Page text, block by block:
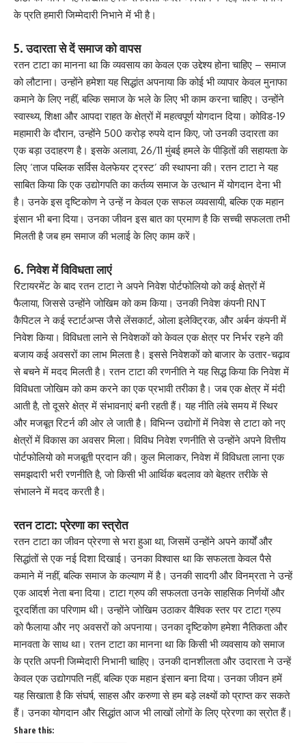
के प्रति हमारी जिम्मेदारी निभाने में भी है।
5. उदारता से दें समाज को वापस
रतन टाटा का मानना था कि व्यवसाय का केवल एक उद्देश्य होना चाहिए – समाज
को लौटाना। उन्होंने हमेशा यह सिद्धांत अपनाया कि कोई भी व्यापार केवल मुनाफा
कमाने के लिए नहीं, बल्कि समाज के भले के लिए भी काम करना चाहिए। उन्होंने
स्वास्थ्य, शिक्षा और आपदा राहत के क्षेत्रों में महत्वपूर्ण योगदान दिया। कोविड-19
महामारी के दौरान, उन्होंने 500 करोड़ रुपये दान किए, जो उनकी उदारता का
एक बड़ा उदाहरण है। इसके अलावा, 26/11 मुंबई हमले के पीड़ितों की सहायता के
लिए ‘ताज पब्लिक सर्विस वेलफेयर ट्रस्ट’ की स्थापना की। रतन टाटा ने यह
साबित किया कि एक उद्योगपति का कर्तव्य समाज के उत्थान में योगदान देना भी
है। उनके इस दृष्टिकोण ने उन्हें न केवल एक सफल व्यवसायी, बल्कि एक महान
इंसान भी बना दिया। उनका जीवन इस बात का प्रमाण है कि सच्ची सफलता तभी
मिलती है जब हम समाज की भलाई के लिए काम करें।
6. निवेश में विविधता लाएं
रिटायरमेंट के बाद रतन टाटा ने अपने निवेश पोर्टफोलियो को कई क्षेत्रों में
फैलाया, जिससे उन्होंने जोखिम को कम किया। उनकी निवेश कंपनी RNT
कैपिटल ने कई स्टार्टअप्स जैसे लेंसकार्ट, ओला इलेक्ट्रिक, और अर्बन कंपनी में
निवेश किया। विविधता लाने से निवेशकों को केवल एक क्षेत्र पर निर्भर रहने की
बजाय कई अवसरों का लाभ मिलता है। इससे निवेशकों को बाजार के उतार-चढ़ाव
से बचने में मदद मिलती है। रतन टाटा की रणनीति ने यह सिद्ध किया कि निवेश में
विविधता जोखिम को कम करने का एक प्रभावी तरीका है। जब एक क्षेत्र में मंदी
आती है, तो दूसरे क्षेत्र में संभावनाएं बनी रहती हैं। यह नीति लंबे समय में स्थिर
और मजबूत रिटर्न की ओर ले जाती है। विभिन्न उद्योगों में निवेश से टाटा को नए
क्षेत्रों में विकास का अवसर मिला। विविध निवेश रणनीति से उन्होंने अपने वित्तीय
पोर्टफोलियो को मजबूती प्रदान की। कुल मिलाकर, निवेश में विविधता लाना एक
समझदारी भरी रणनीति है, जो किसी भी आर्थिक बदलाव को बेहतर तरीके से
संभालने में मदद करती है।
रतन टाटा: प्रेरणा का स्त्रोत
रतन टाटा का जीवन प्रेरणा से भरा हुआ था, जिसमें उन्होंने अपने कार्यों और
सिद्धांतों से एक नई दिशा दिखाई। उनका विश्वास था कि सफलता केवल पैसे
कमाने में नहीं, बल्कि समाज के कल्याण में है। उनकी सादगी और विनम्रता ने उन्हें
एक आदर्श नेता बना दिया। टाटा ग्रुप की सफलता उनके साहसिक निर्णयों और
दूरदर्शिता का परिणाम थी। उन्होंने जोखिम उठाकर वैश्विक स्तर पर टाटा ग्रुप
को फैलाया और नए अवसरों को अपनाया। उनका दृष्टिकोण हमेशा नैतिकता और
मानवता के साथ था। रतन टाटा का मानना था कि किसी भी व्यवसाय को समाज
के प्रति अपनी जिम्मेदारी निभानी चाहिए। उनकी दानशीलता और उदारता ने उन्हें
केवल एक उद्योगपति नहीं, बल्कि एक महान इंसान बना दिया। उनका जीवन हमें
यह सिखाता है कि संघर्ष, साहस और करुणा से हम बड़े लक्ष्यों को प्राप्त कर सकते
हैं। उनका योगदान और सिद्धांत आज भी लाखों लोगों के लिए प्रेरणा का स्रोत हैं।
Share this: